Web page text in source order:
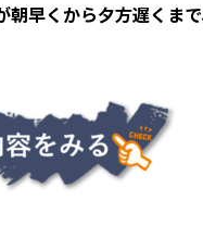
朝早くから夕方遅くま